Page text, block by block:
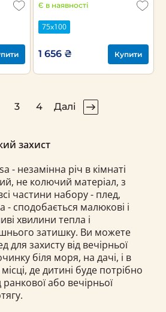
Є в наявності
75х100
1 656 ₴ Купити
3 4 Далі
захист
- незамінна річ в кімнаті
не колючий матеріал, з
частини набору - плед,
- сподобається малюкові і
хвилини тепла і
затишку. Ви можете
для захисту від вечірньої
біля моря, на дачі, і в
де дитині буде потрібно
ранкової або вечірньої